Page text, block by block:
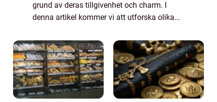
grund av deras tillgivenhet och charm. I
denna artikel kommer vi att utforska olika
popularitet, kvantitativa mätningar, skil...